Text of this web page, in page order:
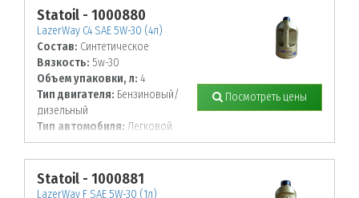
Statoil - 1000880
LazerWay C4 SAE 5W-30 (4л)
Состав: Синтетическое
Вязкость: 5w-30
Объем упаковки, л: 4
Тип двигателя: Бензиновый/
дизельный
Тип автомобиля: Легковой
Посмотреть цены
Statoil - 1000881
LazerWay F SAE 5W-30 (1л)